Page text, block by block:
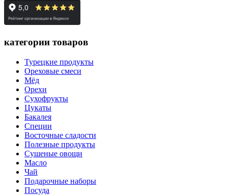
категории товаров
Турецкие продукты
Ореховые смеси
Мёд
Орехи
Сухофрукты
Цукаты
Бакалея
Специи
Восточные сладости
Полезные продукты
Сушеные овощи
Масло
Чай
Подарочные наборы
Посуда